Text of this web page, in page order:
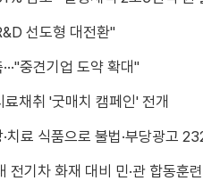
선도형 대전환"
중견기업 도약 확대"
채취 '굿매치 캠페인' 전개
치료 식품으로 불법·부당광고
전기차 화재 대비 민·관 합동훈